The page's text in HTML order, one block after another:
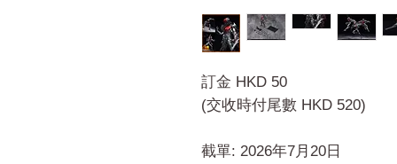
訂金 HKD 50
(交收時付尾數 HKD 520)
截單: 2026年7月20日